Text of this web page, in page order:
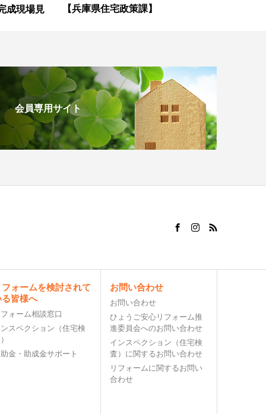
成現場見
【兵庫県住宅政策課】
会員専用サイト
ォームを検討されて
皆様へ
ォーム相談窓口
スペクション（住宅検
金・助成金サポート
お問い合わせ
お問い合わせ
ひょうご安心リフォーム推
進委員会へのお問い合わせ
インスペクション（住宅検
査）に関するお問い合わせ
リフォームに関するお問い
合わせ